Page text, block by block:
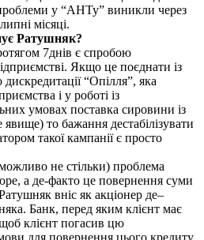
у “АНТу” виникли через
місяці.
Ратушняк?
7днів є спробою
Якщо це поєднати із
“Опілля”, яка
і у роботі із
умовах поставка сировини із
то бажання дестабілізувати
такої кампанії є просто
не стільки) проблема
а де-факто це повернення суми
вніс як акціонер де–
Банк, перед яким клієнт має
клієнт погасив цю